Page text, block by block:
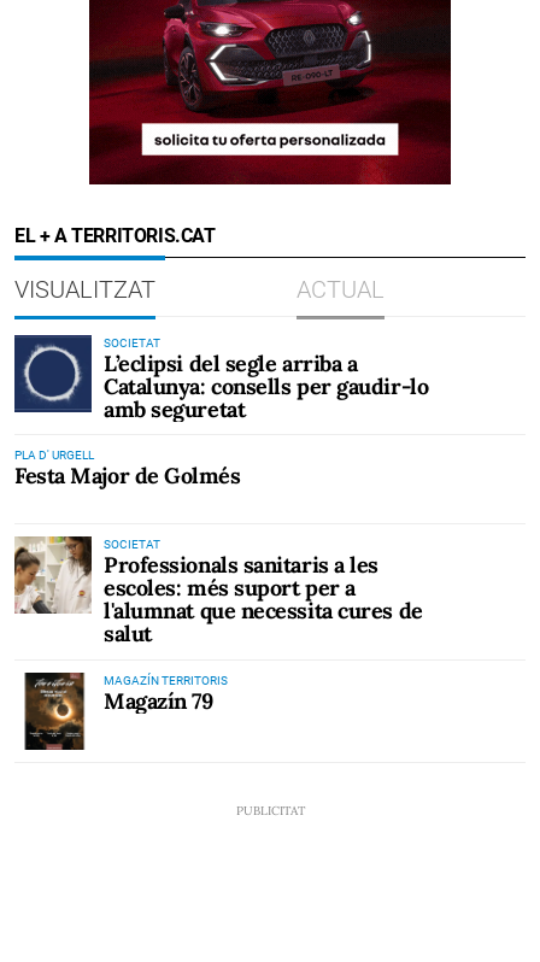
EL + A TERRITORIS.CAT
VISUALITZAT ACTUAL
SOCIETAT
L’eclipsi del segle arriba a
Catalunya: consells per gaudir-lo
amb seguretat
PLA D' URGELL
Festa Major de Golmés
SOCIETAT
Professionals sanitaris a les
escoles: més suport per a
l'alumnat que necessita cures de
salut
MAGAZÍN TERRITORIS
Magazín 79